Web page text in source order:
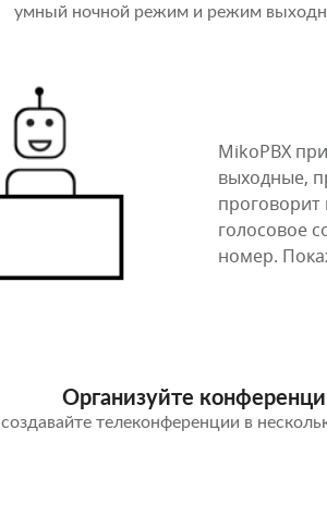
умный ночной режим и режим
MikoPBX
выходные,
голосовое
номер.
Организуйте
создавайте телеконференции в